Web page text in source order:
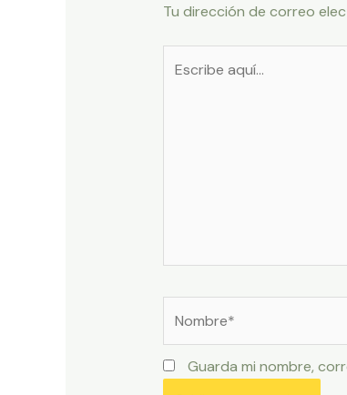
Tu dirección de correo
aquí...
Guarda mi nombre,